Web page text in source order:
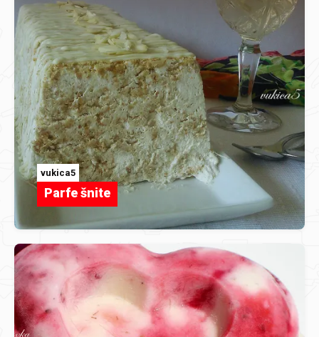
vukica5
Parfe šnite